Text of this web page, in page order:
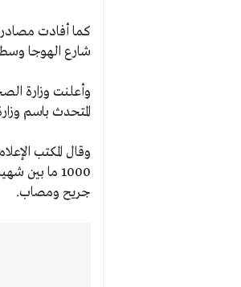
شارع الهوجا
المتحدث باسم وزارة الصحة
جريح ومصاب.